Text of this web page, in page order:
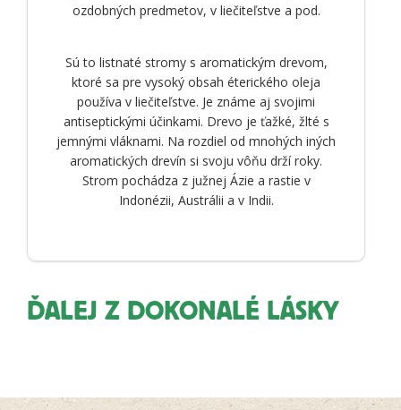
ozdobných predmetov, v liečiteľstve a pod.
Sú to listnaté stromy s aromatickým drevom,
ktoré sa pre vysoký obsah éterického oleja
používa v liečiteľstve. Je známe aj svojimi
antiseptickými účinkami. Drevo je ťažké, žlté s
jemnými vláknami. Na rozdiel od mnohých iných
aromatických drevín si svoju vôňu drží roky.
Strom pochádza z južnej Ázie a rastie v
Indonézii, Austrálii a v Indii.
ĎALEJ Z DOKONALÉ LÁSKY